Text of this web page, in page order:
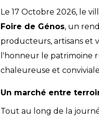
Le 17 Octobre 2026, le
Foire de Génos, un
producteurs, artisans et
l'honneur le patrimoine
chaleureuse et
Un marché entre
Tout au long de la